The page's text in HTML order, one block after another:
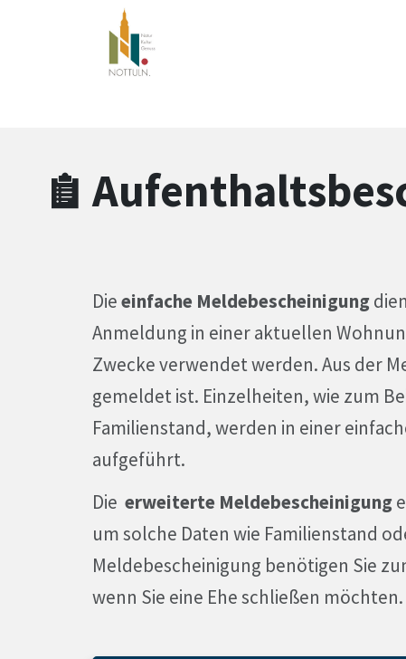
Zum Header
Zum Hauptinhalt
Zum Footer
Zum Hauptinhalt springen
Dieeinfache Meldebescheinigung
Anmeldung in einer aktuellen
Zwecke verwendet werden. Aus der
gemeldet ist. Einzelheiten, wie zum
Familienstand, werden in einer
aufgeführt.
Die erweiterte Meldebescheinigung
um solche Daten wie Familienstand
Meldebescheinigung benötigen Sie
wenn Sie eine Ehe schließen möchten.